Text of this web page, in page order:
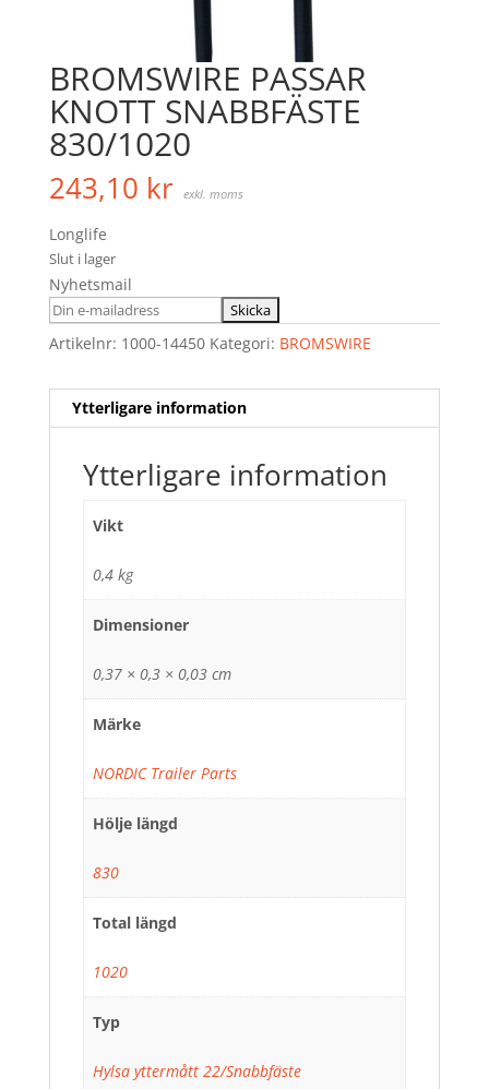
BROMSWIRE PASSAR
KNOTT SNABBFÄSTE
830/1020
243,10 kr exkl. moms
Longlife
Slut i lager
Nyhetsmail
Artikelnr: 1000-14450 Kategori: BROMSWIRE
Ytterligare information
Ytterligare information
Vikt
0,4 kg
Dimensioner
0,37 × 0,3 × 0,03 cm
Märke
NORDIC Trailer Parts
Hölje längd
830
Total längd
1020
Typ
Hylsa yttermått 22/Snabbfäste